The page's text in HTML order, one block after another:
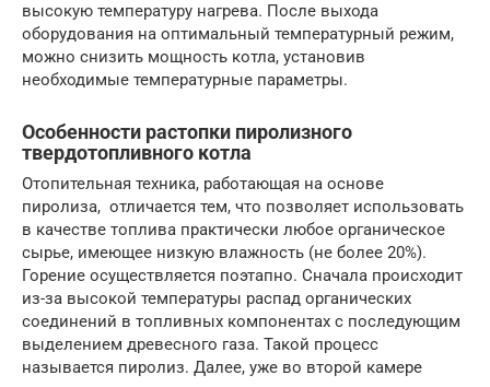
высокую температуру нагрева. После выхода
оборудования на оптимальный температурный режим,
можно снизить мощность котла, установив
необходимые температурные параметры.
Особенности растопки пиролизного
твердотопливного котла
Отопительная техника, работающая на основе
пиролиза, отличается тем, что позволяет использовать
в качестве топлива практически любое органическое
сырье, имеющее низкую влажность (не более 20%).
Горение осуществляется поэтапно. Сначала происходит
из-за высокой температуры распад органических
соединений в топливных компонентах с последующим
выделением древесного газа. Такой процесс
называется пиролиз. Далее, уже во второй камере